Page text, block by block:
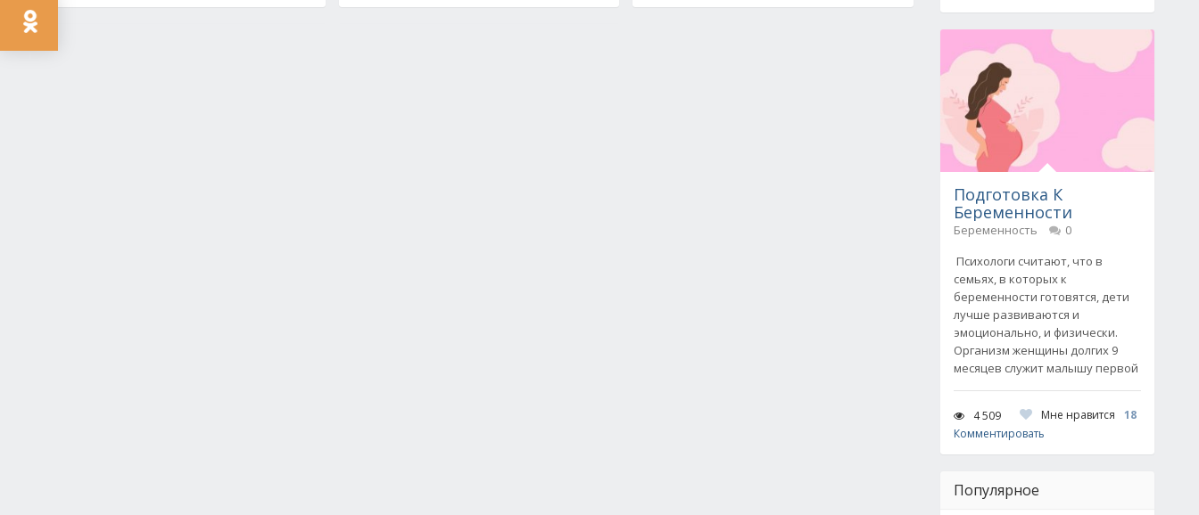
Подготовка К
Беременности
Беременность
0
Психологи считают, что в
семьях, в которых к
беременности готовятся, дети
лучше развиваются и
эмоционально, и физически.
Организм женщины долгих 9
месяцев служит малышу первой
4 509 Мне нравится
18
Комментировать
Популярное